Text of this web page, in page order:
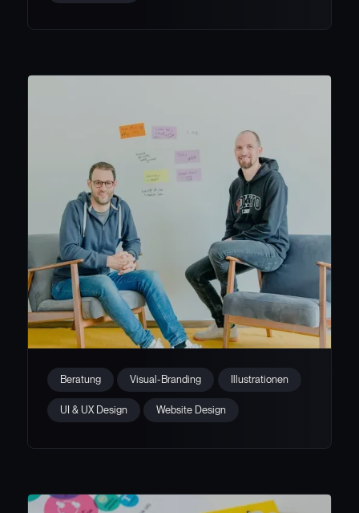
Website Relaunch für WORK LIFE
ROMANCE
Beratung Visual-Branding Illustrationen
UI & UX Design Website Design